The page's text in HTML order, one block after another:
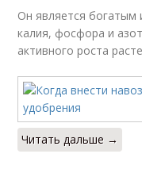
Он является
калия, фосфора и
активного роста
Читать дальше →